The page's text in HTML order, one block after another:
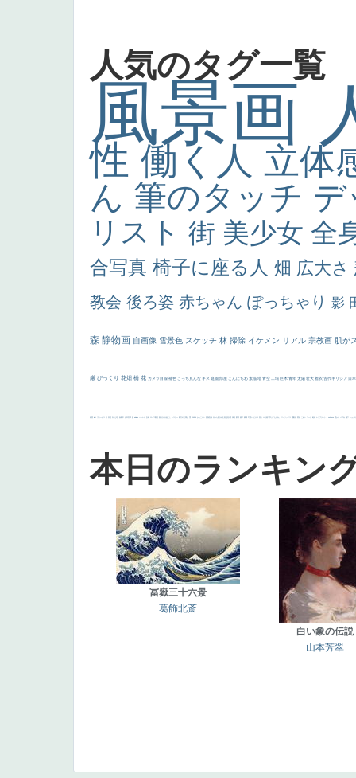
人気のタグ一覧
風景画
性 働く人 立体
ん 筆のタッチ
リスト 街 美少女 全
合写真 椅子に座る人 畑 広大さ
教会 後ろ姿 赤ちゃん ぽっちゃり 影
森 静物画 自画像 雪景色 スケッチ 林 掃除 イケメン リアル 宗教画 肌が
厳 びっくり 花畑 橋 花 カメラ目線 補色 こっち見んな キス 庭園 部屋 こんにちわ 素描 塔 青空 工場 巨木 青年 太陽 壮大 着衣 古代ギリシア 日
画質 last ヴィーナス 剣 白人少女 食事中 山本芳翠 麦 alciato ハーレム 女神 ローマ教皇 奥行き 火起こし シスター 東方の三博士 114514 かっこいい 受胎告知 天から覗き込む顔 設計図 挿絵 群衆 親子 裸婦 可愛い ピサロ ＃名画で学ぶ「たるみ」 ニーソックス 躍動感 黄色 こわい コート 畦道 レンブラント・ sekkusu 暖かい バブみ 靴下 ショッ
本日のランキン
冨嶽三十六景
葛飾北斎
白い象の伝説
山本芳翠